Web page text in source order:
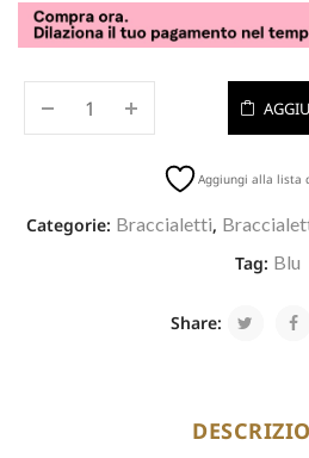
Aggiungi alla lista
Categorie: Braccialetti,
Tag: Blu
Share: